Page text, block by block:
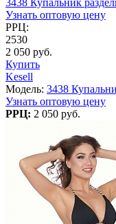
Узнать оптовую цену
РРЦ:
2530
2 050 руб.
Купить
Kesell
Модель: 3438
Узнать оптовую цену
РРЦ: 2 050 руб.